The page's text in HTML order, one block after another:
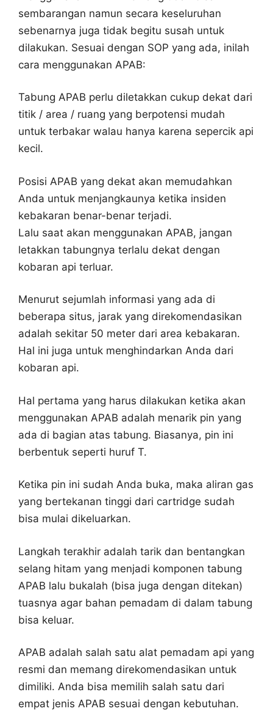
sembarangan namun secara keseluruhan
sebenarnya juga tidak begitu susah untuk
dilakukan. Sesuai dengan SOP yang ada, inilah
cara menggunakan APAB:
Tabung APAB perlu diletakkan cukup dekat dari
titik / area / ruang yang berpotensi mudah
untuk terbakar walau hanya karena sepercik api
kecil.
Posisi APAB yang dekat akan memudahkan
Anda untuk menjangkaunya ketika insiden
kebakaran benar-benar terjadi.
Lalu saat akan menggunakan APAB, jangan
letakkan tabungnya terlalu dekat dengan
kobaran api terluar.
Menurut sejumlah informasi yang ada di
beberapa situs, jarak yang direkomendasikan
adalah sekitar 50 meter dari area kebakaran.
Hal ini juga untuk menghindarkan Anda dari
kobaran api.
Hal pertama yang harus dilakukan ketika akan
menggunakan APAB adalah menarik pin yang
ada di bagian atas tabung. Biasanya, pin ini
berbentuk seperti huruf T.
Ketika pin ini sudah Anda buka, maka aliran gas
yang bertekanan tinggi dari cartridge sudah
bisa mulai dikeluarkan.
Langkah terakhir adalah tarik dan bentangkan
selang hitam yang menjadi komponen tabung
APAB lalu bukalah (bisa juga dengan ditekan)
tuasnya agar bahan pemadam di dalam tabung
bisa keluar.
APAB adalah salah satu alat pemadam api yang
resmi dan memang direkomendasikan untuk
dimiliki. Anda bisa memilih salah satu dari
empat jenis APAB sesuai dengan kebutuhan.